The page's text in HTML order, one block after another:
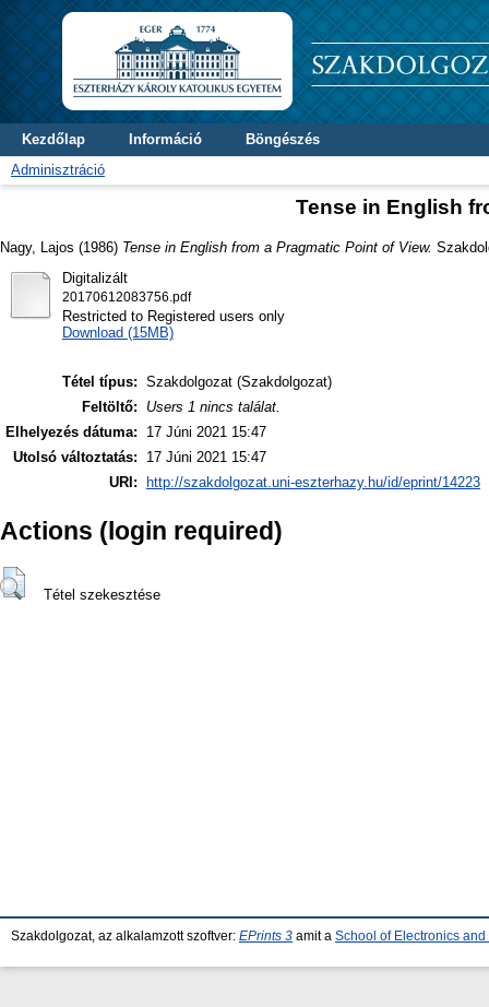
Kezdőlap Információ
Böngészés
Adminisztráció
Tense in English
Nagy, Lajos (1986) Tense in English from a Pragmatic Point of View.
Digitalizált
20170612083756.pdf
Restricted to Registered users only
Download (15MB)
Tétel típus: Szakdolgozat (Szakdolgozat)
Feltöltő:
Users 1 nincs találat.
Elhelyezés dátuma:
17 Júni 2021 15:47
Utolsó változtatás:
17 Júni 2021 15:47
URI:
http://szakdolgozat.uni-eszterhazy.hu/id/eprint/14223
Actions (login required)
Tétel szekesztése
Szakdolgozat, az alkalamzott szoftver: EPrints 3 amit a School of Electronics